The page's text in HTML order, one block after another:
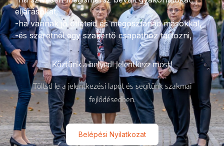
eljárásokat,
-ha vannak jó ötleteid és megosztanád másokkal,
-és szeretnél egy szakértő csapathoz tartozni,
Köztünk a helyed! Jelentkezz most!
Töltsd le a jelentkezési lapot és segítünk szakmai
fejlődésedben.
Belépési Nyilatkozat